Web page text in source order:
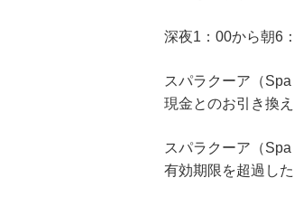
深夜1：00から朝6
スパラクーア（
現金とのお引き換
スパラクーア（
有効期限を超過し